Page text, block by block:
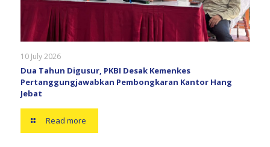
10 July 2026
Dua Tahun Digusur, PKBI Desak Kemenkes
Pertanggungjawabkan Pembongkaran Kantor Hang
Jebat
Read more